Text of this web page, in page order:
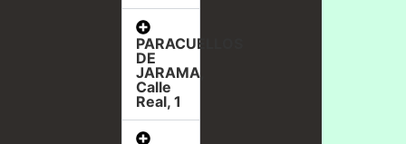
PARACUELLOS
DE
JARAMA,
Calle
Real, 1